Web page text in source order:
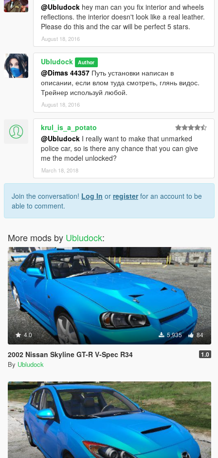
@Ubludock hey man can you fix interior and wheels
reflections. the interior doesn't look like a real leather.
Please do this and the car will be perfect 5 stars.
August 18, 2016
Ubludock Author
@Dimas 44357 Путь установки написан в
описании, если влом туда смотреть, глянь видос.
Трейнер используй любой.
August 18, 2016
krul_is_a_potato
@Ubludock I really want to make that unmarked
police car, so is there any chance that you can give
me the model unlocked?
March 18, 2018
Join the conversation! Log In or registerfor an account to be
able to comment.
More mods by Ubludock:
4.0 5,935 84
2002 Nissan Skyline GT-R V-Spec R34 1.0
By Ubludock